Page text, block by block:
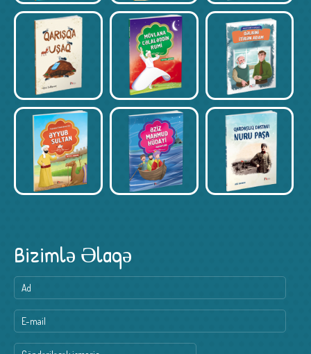
Bizimlə Əlaqə